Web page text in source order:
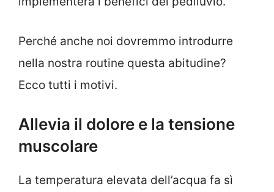
Perché anche noi dovremmo introdurre
nella nostra routine questa abitudine?
Ecco tutti i motivi.
Allevia il dolore e la tensione
muscolare
La temperatura elevata dell’acqua fa sì